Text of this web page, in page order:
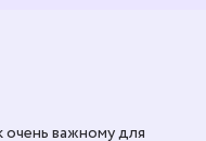
важному для